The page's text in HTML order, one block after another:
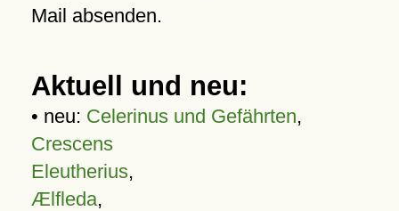
Mail absenden.
Aktuell und neu:
• neu: Celerinus und Gefährten,
Crescens
Eleutherius,
Ælfleda,